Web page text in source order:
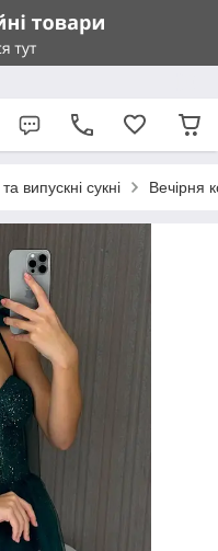
та випускні сукні Вечірня